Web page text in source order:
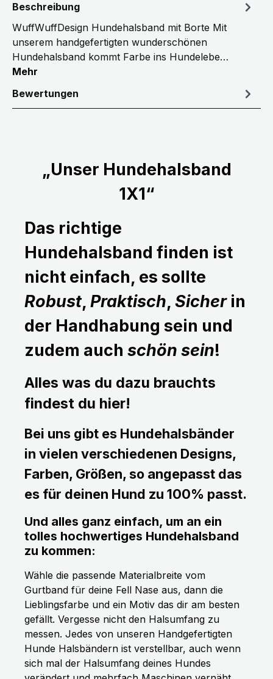
Beschreibung
WuffWuffDesign Hundehalsband mit Borte Mit
unserem handgefertigten wunderschönen
Hundehalsband kommt Farbe ins Hundelebe…
Mehr
Bewertungen
„Unser Hundehalsband
1X1“
Das richtige
Hundehalsband finden ist
nicht einfach, es sollte
Robust, Praktisch, Sicherin
der Handhabung sein und
zudem auch schön sein!
Alles was du dazu brauchts
findest du hier!
Bei uns gibt es Hundehalsbänder
in vielen verschiedenen Designs,
Farben, Größen, so angepasst das
es für deinen Hund zu 100% passt.
Und alles ganz einfach, um an ein
tolles hochwertiges Hundehalsband
zu kommen:
Wähle die passende Materialbreite vom
Gurtband für deine Fell Nase aus, dann die
Lieblingsfarbe und ein Motiv das dir am besten
gefällt. Vergesse nicht den Halsumfang zu
messen. Jedes von unseren Handgefertigten
Hunde Halsbändern ist verstellbar, auch wenn
sich mal der Halsumfang deines Hundes